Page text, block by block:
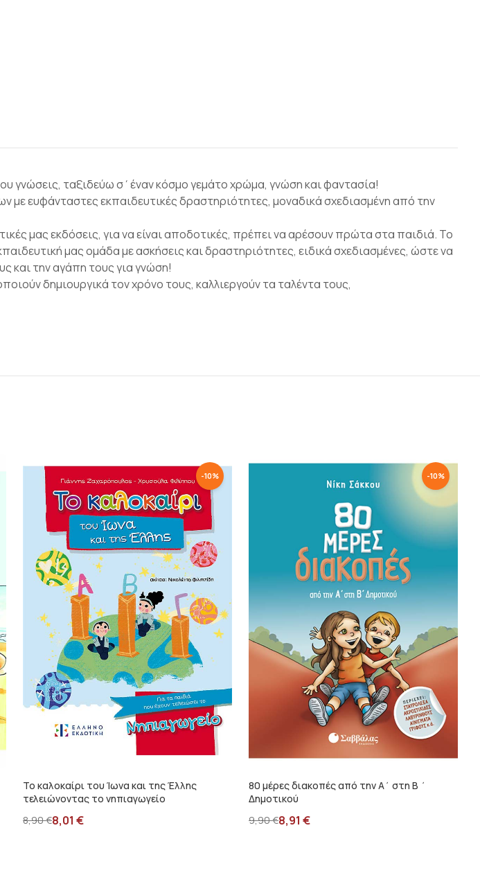
γνώσεις, ταξιδεύω σ΄έναν κόσμο γεμάτο χρώμα, γνώση και φαντασία!
ευφάνταστες εκπαιδευτικές δραστηριότητες, μοναδικά σχεδιασμένη από την
μας εκδόσεις, για να είναι αποδοτικές, πρέπει να αρέσουν πρώτα στα παιδιά. Το
μας ομάδα με ασκήσεις και δραστηριότητες, ειδικά σχεδιασμένες, ώστε να
και την αγάπη τους για γνώση!
δημιουργικά τον χρόνο τους, καλλιεργούν τα ταλέντα τους,
-10%
Το καλοκαίρι του Ίωνα και της Έλλης
τελειώνοντας το νηπιαγωγείο
8,90€8,01 €
-10%
80 μέρες διακοπές από την Α΄ στη Β ΄
Δημοτικού
9,90€8,91 €